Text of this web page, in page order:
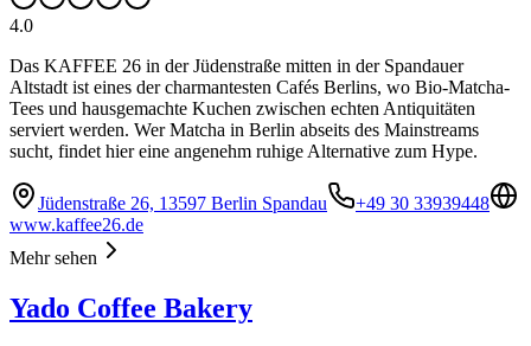
4.0
Das KAFFEE 26 in der Jüdenstraße mitten in der Spandauer
Altstadt ist eines der charmantesten Cafés Berlins, wo Bio-Matcha-
Tees und hausgemachte Kuchen zwischen echten Antiquitäten
serviert werden. Wer Matcha in Berlin abseits des Mainstreams
sucht, findet hier eine angenehm ruhige Alternative zum Hype.
Jüdenstraße 26, 13597 Berlin Spandau
+49 30 33939448
www.kaffee26.de
Mehr sehen
Yado Coffee Bakery